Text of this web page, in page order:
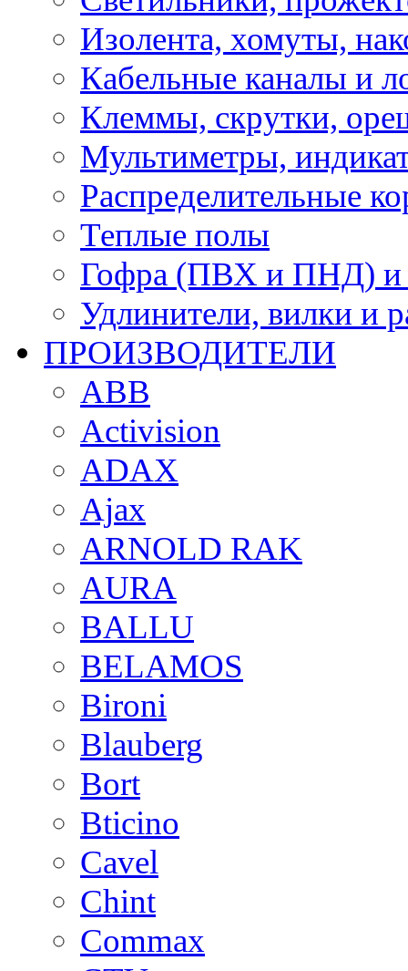
Изолента, хомуты,
Кабельные каналы и
Клеммы, скрутки,
Мультиметры,
Распределительные
Теплые полы
Гофра (ПВХ и ПНД) и
Удлинители, вилки и
ПРОИЗВОДИТЕЛИ
ABB
Activision
ADAX
Ajax
ARNOLD RAK
AURA
BALLU
BELAMOS
Bironi
Blauberg
Bort
Bticino
Cavel
Chint
Commax